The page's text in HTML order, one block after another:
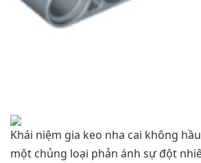
Khái niệm gia keo nha cai không
một chủng loại phản ánh sự đột